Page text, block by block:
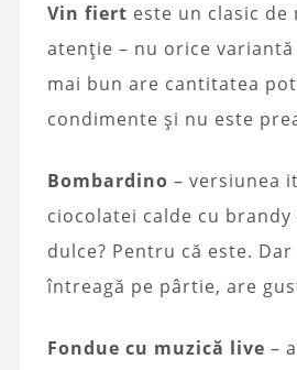
Vin fiert este un clasic
atenție – nu orice variantă
mai bun are cantitatea
condimente și nu este
Bombardino – versiunea
ciocolatei calde cu brandy
dulce? Pentru că este.
întreagă pe pârtie, are
Fondue cu muzică live –